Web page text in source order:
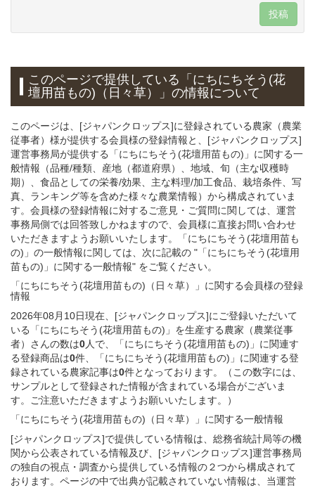
投稿
このページで提供している 「にちにちそう(花
壇用苗もの)（日々草）」の情報について
このページは、[ジャパンクロップス]に登録されている農家（農業
従事者）様が提供する会員様の登録情報と、[ジャパンクロップス]
運営事務局が提供する「にちにちそう(花壇用苗もの)」に関する一
般情報（品種/種類、産地（都道府県）、地域、旬（主な収穫時
期）、食品としての栄養/効果、主な料理/加工食品、栽培条件、写
真、ランキング等を含めた様々な農業情報）から構成されていま
す。会員様の登録情報に対するご意見・ご質問に関しては、運営
事務局側では回答致しかねますので、会員様に直接お問い合わせ
いただきますようお願いいたします。「にちにちそう(花壇用苗も
の)」の一般情報に関しては、次に記載の "「にちにちそう(花壇用
苗もの)」に関する一般情報" をご覧ください。
「にちにちそう(花壇用苗もの)（日々草）」 に関する会員様の登録
情報
2026年08月10日現在、[ジャパンクロップス]にご登録いただいて
いる「にちにちそう(花壇用苗もの)」を生産する農家（農業従事
者）さんの数は0人で、「にちにちそう(花壇用苗もの)」に関連す
る登録商品は0件、「にちにちそう(花壇用苗もの)」に関連する登
録されている農家記事は0件となっております。（この数字には、
サンプルとして登録された情報が含まれている場合がございま
す。ご注意いただきますようお願いいたします。）
「にちにちそう(花壇用苗もの)（日々草）」 に関する一般情報
[ジャパンクロップス]で提供している情報は、総務省統計局等の機
関から公表されている情報及び、[ジャパンクロップス]運営事務局
の独自の視点・調査から提供している情報の２つから構成されて
おります。ページの中で出典が記載されていない情報は、当運営